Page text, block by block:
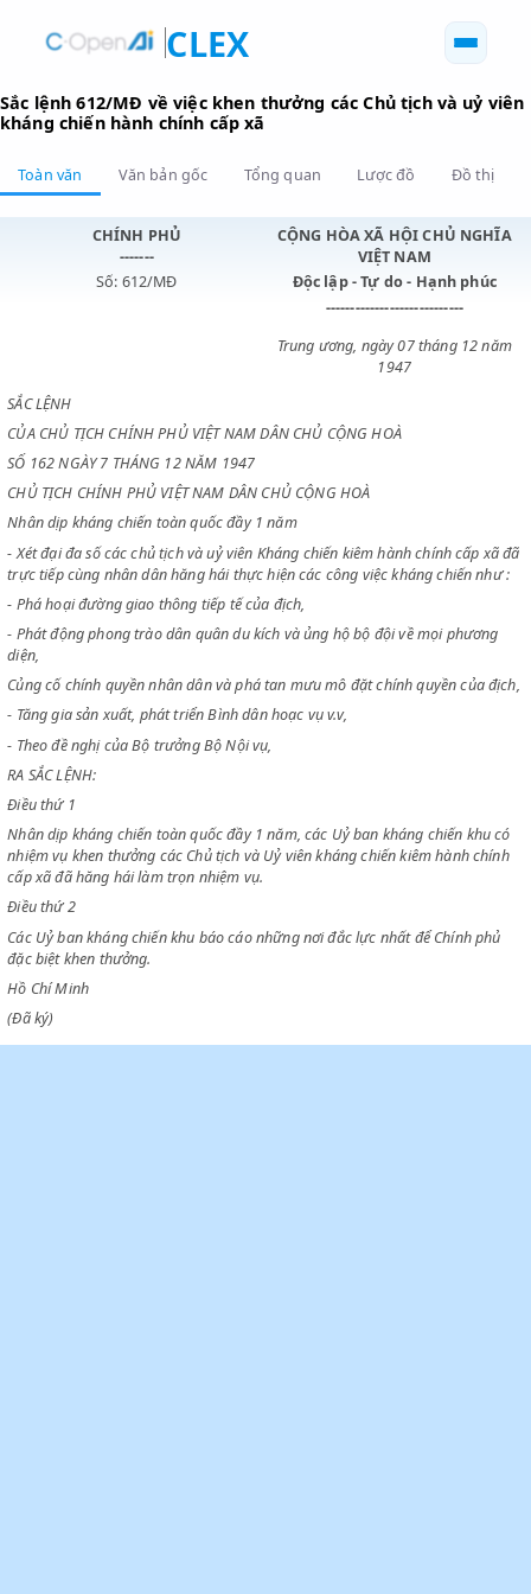
CLEX
Sắc lệnh 612/MĐ về việc khen thưởng các Chủ tịch và
kháng chiến hành chính cấp xã
Toàn văn
CHÍNH PHỦ
-------
CỘNG HÒA XÃ HỘI CHỦ
VIỆT NAM
Độc lập - Tự do - Hạnh
----------------------------
SẮC LỆNH
CỦA CHỦ TỊCH CHÍNH PHỦ VIỆT NAM DÂN CHỦ CỘNG HOÀ
SỐ 162 NGÀY 7 THÁNG 12 NĂM 1947
CHỦ TỊCH CHÍNH PHỦ VIỆT NAM DÂN CHỦ CỘNG HOÀ
Nhân dịp kháng chiến toàn quốc đầy 1 năm
- Xét đại đa số các chủ tịch và uỷ viên Kháng chiến kiêm hành chính
trực tiếp cùng nhân dân hăng hái thực hiện các công việc kháng chiến
- Phát động phong trào dân quân du kích và ủng hộ bộ đội về mọi
diện,
Củng cố chính quyền nhân dân và phá tan mưu mô đặt chính quyền
- Tăng gia sản xuất, phát triển Bình dân hoạc vụ v.v,
- Theo đề nghị của Bộ trưởng Bộ Nội vụ,
RA SẮC LỆNH:
Điều thứ 1
Nhân dịp kháng chiến toàn quốc đầy 1 năm, các Uỷ ban kháng chiến
nhiệm vụ khen thưởng các Chủ tịch và Uỷ viên kháng chiến kiêm hành
cấp xã đã hăng hái làm trọn nhiệm vụ.
Điều thứ 2
Các Uỷ ban kháng chiến khu báo cáo những nơi đắc lực nhất để Chính